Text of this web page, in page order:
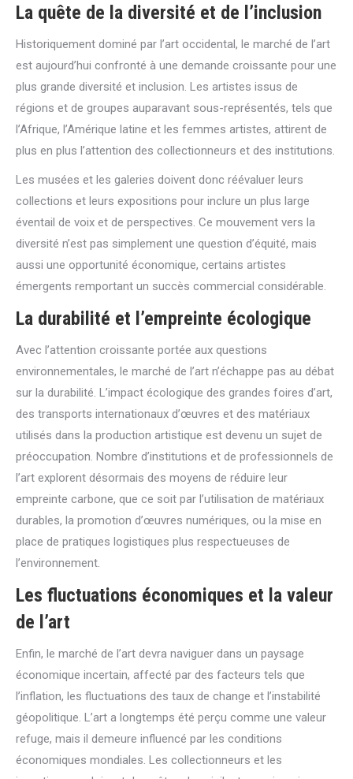
La quête de la diversité et de l’inclusion
Historiquement dominé par l’art occidental, le marché de l’art
est aujourd’hui confronté à une demande croissante pour une
plus grande diversité et inclusion. Les artistes issus de
régions et de groupes auparavant sous-représentés, tels que
l’Afrique, l’Amérique latine et les femmes artistes, attirent de
plus en plus l’attention des collectionneurs et des institutions.
Les musées et les galeries doivent donc réévaluer leurs
collections et leurs expositions pour inclure un plus large
éventail de voix et de perspectives. Ce mouvement vers la
diversité n’est pas simplement une question d’équité, mais
aussi une opportunité économique, certains artistes
émergents remportant un succès commercial considérable.
La durabilité et l’empreinte écologique
Avec l’attention croissante portée aux questions
environnementales, le marché de l’art n’échappe pas au débat
sur la durabilité. L’impact écologique des grandes foires d’art,
des transports internationaux d’œuvres et des matériaux
utilisés dans la production artistique est devenu un sujet de
préoccupation. Nombre d’institutions et de professionnels de
l’art explorent désormais des moyens de réduire leur
empreinte carbone, que ce soit par l’utilisation de matériaux
durables, la promotion d’œuvres numériques, ou la mise en
place de pratiques logistiques plus respectueuses de
l’environnement.
Les fluctuations économiques et la valeur
de l’art
Enfin, le marché de l’art devra naviguer dans un paysage
économique incertain, affecté par des facteurs tels que
l’inflation, les fluctuations des taux de change et l’instabilité
géopolitique. L’art a longtemps été perçu comme une valeur
refuge, mais il demeure influencé par les conditions
économiques mondiales. Les collectionneurs et les